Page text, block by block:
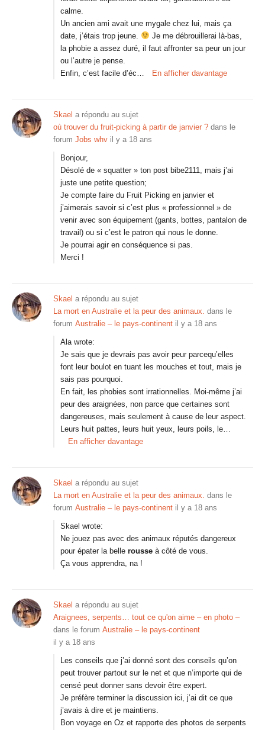
calme.
Un ancien ami avait une mygale chez lui, mais ça
date, j’étais trop jeune.
Je me débrouillerai là-bas,
la phobie a assez duré, il faut affronter sa peur un jour
ou l’autre je pense.
Enfin, c’est facile d’éc…
En afficher davantage
Skael a répondu au sujet
où trouver du fruit-picking à partir de janvier ? dans le
forum Jobs whv il y a 18 ans
Bonjour,
Désolé de « squatter » ton post bibe2111, mais j’ai
juste une petite question;
Je compte faire du Fruit Picking en janvier et
j’aimerais savoir si c’est plus « professionnel » de
venir avec son équipement (gants, bottes, pantalon de
travail) ou si c’est le patron qui nous le donne.
Je pourrai agir en conséquence si pas.
Merci !
Skael a répondu au sujet
La mort en Australie et la peur des animaux. dans le
forum Australie – le pays-continent il y a 18 ans
Ala wrote:
Je sais que je devrais pas avoir peur parcequ’elles
font leur boulot en tuant les mouches et tout, mais je
sais pas pourquoi.
En fait, les phobies sont irrationnelles. Moi-même j’ai
peur des araignées, non parce que certaines sont
dangereuses, mais seulement à cause de leur aspect.
Leurs huit pattes, leurs huit yeux, leurs poils, le…
En afficher davantage
Skael a répondu au sujet
La mort en Australie et la peur des animaux. dans le
forum Australie – le pays-continent il y a 18 ans
Skael wrote:
Ne jouez pas avec des animaux réputés dangereux
pour épater la belle rousse à côté de vous.
Ça vous apprendra, na !
Skael a répondu au sujet
Araignees, serpents… tout ce qu'on aime – en photo –
dans le forum Australie – le pays-continent
il y a 18 ans
Les conseils que j’ai donné sont des conseils qu’on
peut trouver partout sur le net et que n’importe qui de
censé peut donner sans devoir être expert.
Je préfère terminer la discussion ici, j’ai dit ce que
j’avais à dire et je maintiens.
Bon voyage en Oz et rapporte des photos de serpents